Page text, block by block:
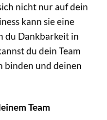
nicht nur auf dein
kann sie eine
du Dankbarkeit in
du dein Team
binden und deinen
Team